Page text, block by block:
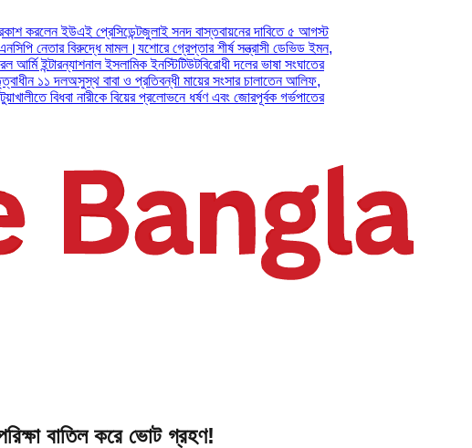
ইউএই প্রেসিডেন্টজুলাই সনদ বাস্তবায়নের দাবিতে ৫ আগস্ট
বিরুদ্ধে মামল।যশোরে গ্রেপ্তার শীর্ষ সন্ত্রাসী ডেভিড ইমন,
ইসলামিক ইনস্টিটিউটবিরোধী দলের ভাষা সংঘাতের
দলঅসুস্থ বাবা ও প্রতিবন্ধী মায়ের সংসার চালাতেন আলিফ,
নারীকে বিয়ের প্রলোভনে ধর্ষণ এবং জোরপূর্বক গর্ভপাতের
বাতিল করে ভোট গ্রহণ!